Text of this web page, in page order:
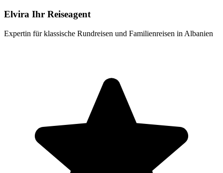
Elvira Ihr Reiseagent
Expertin für klassische Rundreisen und Familienreisen in Albanien